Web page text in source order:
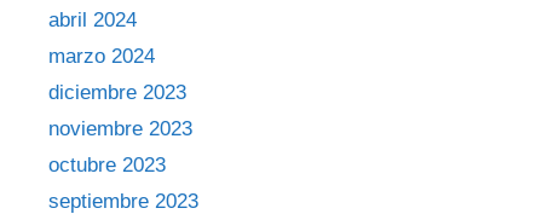
abril 2024
marzo 2024
diciembre 2023
noviembre 2023
octubre 2023
septiembre 2023